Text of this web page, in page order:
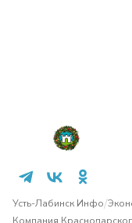
Усть-Лабинск Инфо/